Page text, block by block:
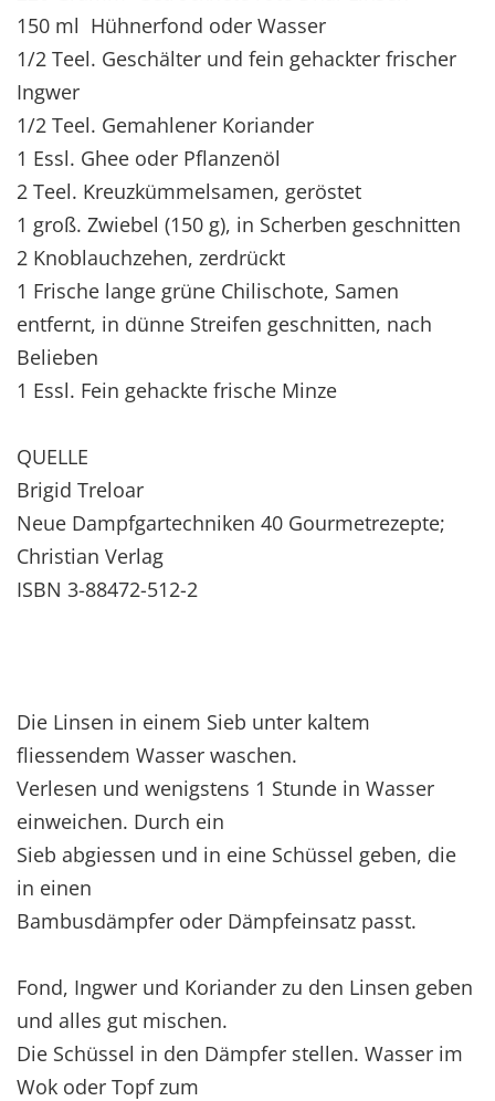
150 ml Hühnerfond oder Wasser
1/2 Teel. Geschälter und fein gehackter frischer
Ingwer
1/2 Teel. Gemahlener Koriander
1 Essl. Ghee oder Pflanzenöl
2 Teel. Kreuzkümmelsamen, geröstet
1 groß. Zwiebel (150 g), in Scherben geschnitten
2 Knoblauchzehen, zerdrückt
1 Frische lange grüne Chilischote, Samen
entfernt, in dünne Streifen geschnitten, nach
Belieben
1 Essl. Fein gehackte frische Minze
QUELLE
Brigid Treloar
Neue Dampfgartechniken 40 Gourmetrezepte;
Christian Verlag
ISBN 3-88472-512-2
Die Linsen in einem Sieb unter kaltem
fliessendem Wasser waschen.
Verlesen und wenigstens 1 Stunde in Wasser
einweichen. Durch ein
Sieb abgiessen und in eine Schüssel geben, die
in einen
Bambusdämpfer oder Dämpfeinsatz passt.
Fond, Ingwer und Koriander zu den Linsen geben
und alles gut mischen.
Die Schüssel in den Dämpfer stellen. Wasser im
Wok oder Topf zum